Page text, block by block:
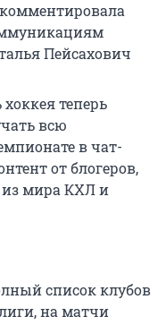
Пейсахович
теперь
всю
в чат-
от блогеров,
мира КХЛ и
список клубов
на матчи